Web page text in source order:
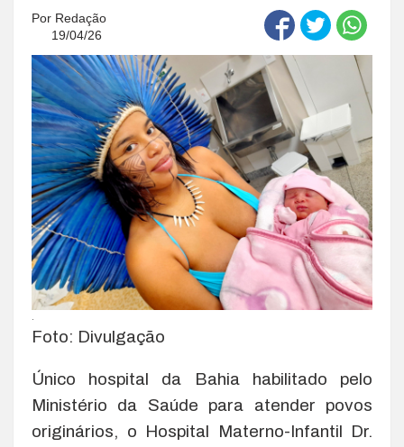
Por Redação
19/04/26
.
Foto: Divulgação
Único hospital da Bahia habilitado pelo
Ministério da Saúde para atender povos
originários, o Hospital Materno-Infantil Dr.